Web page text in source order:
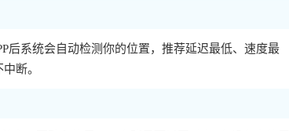
后系统会自动检测你的位置，推荐延迟最低、速度最
断。